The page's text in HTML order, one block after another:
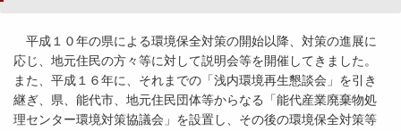
平成１０年の県による環境保全対策の開始以降、対策の進展に
応じ、地元住民の方々等に対して説明会等を開催してきました。
また、平成１６年に、それまでの「浅内環境再生懇談会」を引き
継ぎ、県、能代市、地元住民団体等からなる「能代産業廃棄物処
理センター環境対策協議会」を設置し、その後の環境保全対策等